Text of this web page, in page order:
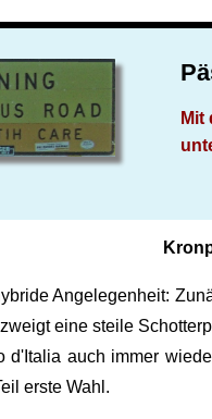
Mit
Angelegenheit:
eine steile
d'Italia auch immer
erste Wahl.